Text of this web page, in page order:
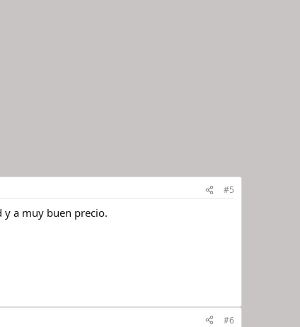
#5
y a muy buen precio.
#6